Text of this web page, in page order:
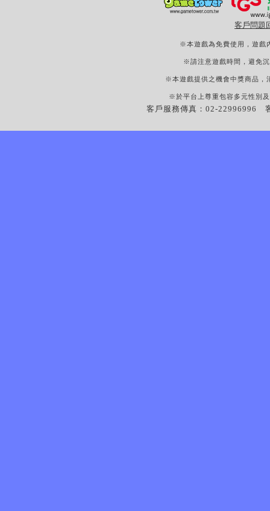
客戶問題
※本遊戲為免費使用，遊戲
※請注意遊戲時間，避免
※本遊戲提供之機會中獎商品，
※於平台上尊重包容多元性別
客戶服務傳真：02-22996996